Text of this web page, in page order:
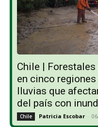
Chile |
en cinco
lluvias que
del país con
Chile Patricia Escobar -